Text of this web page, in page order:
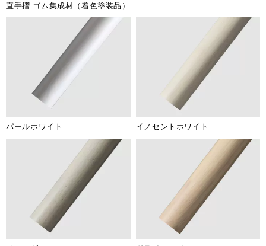
直手摺 ゴム集成材（着色塗装品）
パールホワイト イノセントホワイト